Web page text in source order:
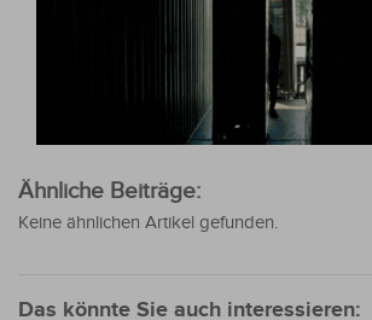
Ähnliche Beiträge:
Keine ähnlichen Artikel gefunden.
Das könnte Sie auch interessieren: